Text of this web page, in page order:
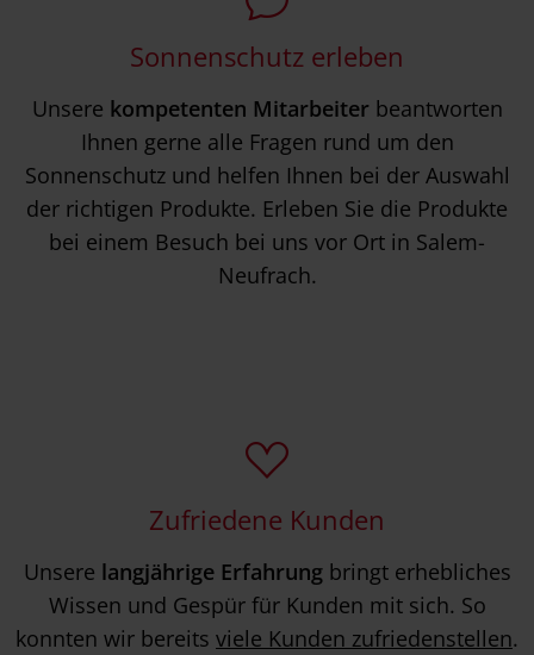
Sonnenschutz erleben
Unsere kompetenten Mitarbeiter beantworten
Ihnen gerne alle Fragen rund um den
Sonnenschutz und helfen Ihnen bei der Auswahl
der richtigen Produkte. Erleben Sie die Produkte
bei einem Besuch bei uns vor Ort in Salem-
Neufrach.
Zufriedene Kunden
Unsere langjährige Erfahrungbringt erhebliches
Wissen und Gespür für Kunden mit sich. So
konnten wir bereits viele Kunden zufriedenstellen.